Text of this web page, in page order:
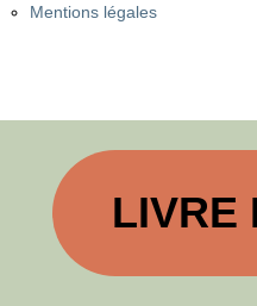
Mentions légales
LIVRE